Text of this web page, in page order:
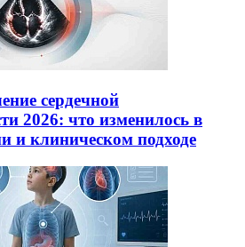
сердечной
2026: что изменилось в
и клиническом подходе